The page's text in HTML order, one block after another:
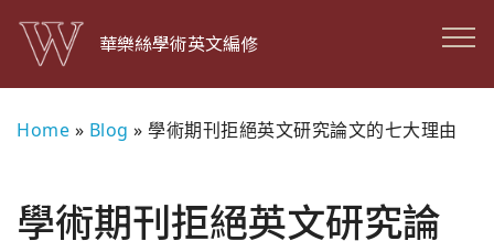
華樂絲學術英文編修
Home » Blog » 學術期刊拒絕英文研究論文的七大理由
學術期刊拒絕英文研究論